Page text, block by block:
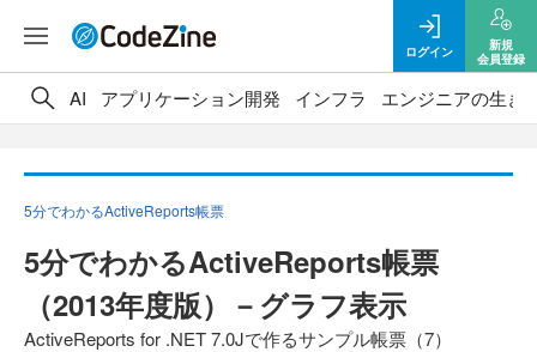
ログイン
新規
会員登録
AI アプリケーション開発 インフラ エンジニアの生き
5分でわかるActiveReports帳票
5分でわかるActiveReports帳票
（2013年度版）－グラフ表示
ActiveReports for .NET 7.0Jで作るサンプル帳票（7）